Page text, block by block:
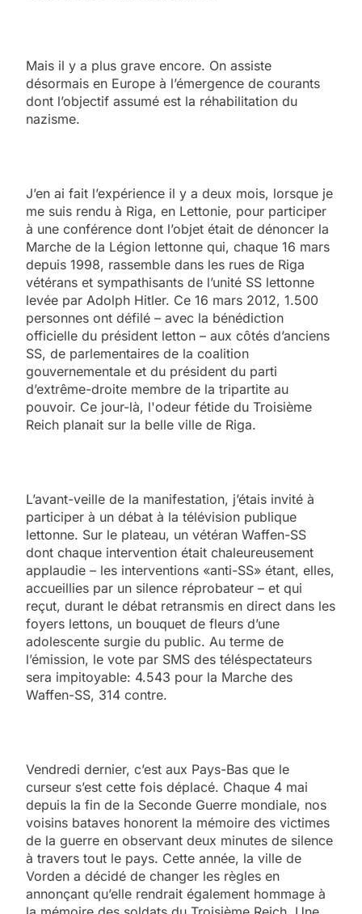
Mais il y a plus grave encore. On assiste
désormais en Europe à l’émergence de courants
dont l’objectif assumé est la réhabilitation du
nazisme.
J’en ai fait l’expérience il y a deux mois, lorsque je
me suis rendu à Riga, en Lettonie, pour participer
à une conférence dont l’objet était de dénoncer la
Marche de la Légion lettonne qui, chaque 16 mars
depuis 1998, rassemble dans les rues de Riga
vétérans et sympathisants de l’unité SS lettonne
levée par Adolph Hitler. Ce 16 mars 2012, 1.500
personnes ont défilé – avec la bénédiction
officielle du président letton – aux côtés d’anciens
SS, de parlementaires de la coalition
gouvernementale et du président du parti
d’extrême-droite membre de la tripartite au
pouvoir. Ce jour-là, l'odeur fétide du Troisième
Reich planait sur la belle ville de Riga.
L’avant-veille de la manifestation, j’étais invité à
participer à un débat à la télévision publique
lettonne. Sur le plateau, un vétéran Waffen-SS
dont chaque intervention était chaleureusement
applaudie – les interventions «anti-SS» étant, elles,
accueillies par un silence réprobateur – et qui
reçut, durant le débat retransmis en direct dans les
foyers lettons, un bouquet de fleurs d’une
adolescente surgie du public. Au terme de
l’émission, le vote par SMS des téléspectateurs
sera impitoyable: 4.543 pour la Marche des
Waffen-SS, 314 contre.
Vendredi dernier, c’est aux Pays-Bas que le
curseur s’est cette fois déplacé. Chaque 4 mai
depuis la fin de la Seconde Guerre mondiale, nos
voisins bataves honorent la mémoire des victimes
de la guerre en observant deux minutes de silence
à travers tout le pays. Cette année, la ville de
Vorden a décidé de changer les règles en
annonçant qu’elle rendrait également hommage à